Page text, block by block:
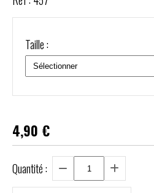
Taille :
4,90 €
Quantité :